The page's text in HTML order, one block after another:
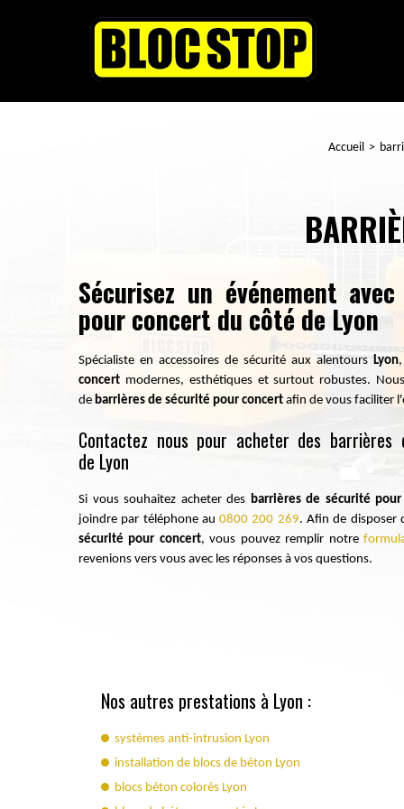
Accueil
Sécurisez un événement
pour concert du côté de Lyon
Spécialiste en accessoires de sécurité aux alentours Lyon,
concert modernes, esthétiques et surtout robustes.
de barrières de sécurité pour concert afin de vous faciliter
Contactez nous pour acheter des
de Lyon
Si vous souhaitez acheter des barrières de sécurité
joindre par téléphone au0800 200 269. Afin de disposer
sécurité pour concert, vous pouvez remplir notre
revenions vers vous avec les réponses à vos questions.
Nos autres prestations à Lyon :
systèmes anti-intrusion Lyon
installation de blocs de béton Lyon
blocs béton colorés Lyon